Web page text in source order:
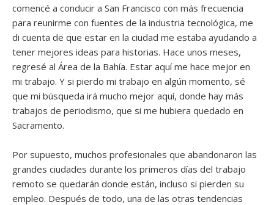
comencé a conducir a San Francisco con más frecuencia
para reunirme con fuentes de la industria tecnológica, me
di cuenta de que estar en la ciudad me estaba ayudando a
tener mejores ideas para historias. Hace unos meses,
regresé al Área de la Bahía. Estar aquí me hace mejor en
mi trabajo. Y si pierdo mi trabajo en algún momento, sé
que mi búsqueda irá mucho mejor aquí, donde hay más
trabajos de periodismo, que si me hubiera quedado en
Sacramento.
Por supuesto, muchos profesionales que abandonaron las
grandes ciudades durante los primeros días del trabajo
remoto se quedarán donde están, incluso si pierden su
empleo. Después de todo, una de las otras tendencias